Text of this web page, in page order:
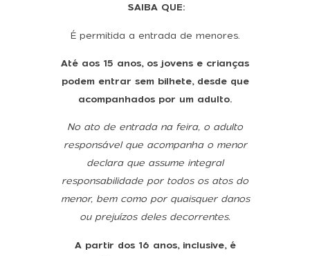
SAIBA QUE:
É permitida a entrada de menores.
Até aos 15 anos, os jovens e crianças
podem entrar sem bilhete, desde que
acompanhados por um adulto.
No ato de entrada na feira, o adulto
responsável que acompanha o menor
declara que assume integral
responsabilidade por todos os atos do
menor, bem como por quaisquer danos
ou prejuízos deles decorrentes.
A partir dos 16 anos, inclusive, é